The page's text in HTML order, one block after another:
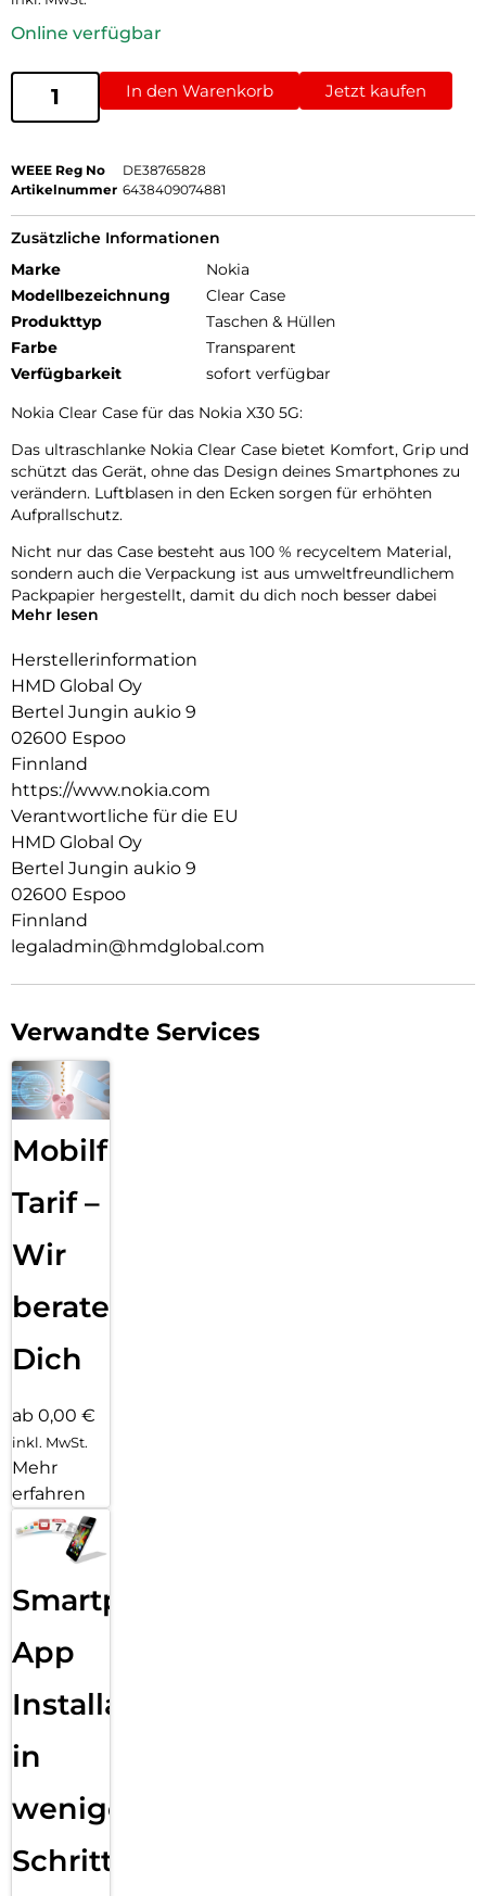
Online verfügbar
In den Warenkorb Jetzt kaufen
WEEE Reg No
DE38765828
Artikelnummer 6438409074881
Zusätzliche Informationen
Marke
Nokia
Modellbezeichnung
Clear Case
Produkttyp
Taschen & Hüllen
Farbe
Transparent
Verfügbarkeit
sofort verfügbar
Nokia Clear Case für das Nokia X30 5G:
Das ultraschlanke Nokia Clear Case bietet Komfort, Grip und
schützt das Gerät, ohne das Design deines Smartphones zu
verändern. Luftblasen in den Ecken sorgen für erhöhten
Aufprallschutz.
Nicht nur das Case besteht aus 100 % recyceltem Material,
sondern auch die Verpackung ist aus umweltfreundlichem
Packpapier hergestellt, damit du dich noch besser dabei
fühlen kannst, dein Smartphone zu schützen.
Mehr lesen
Herstellerinformation
HMD Global Oy
Bertel Jungin aukio 9
02600 Espoo
Finnland
https://www.nokia.com
Verantwortliche für die EU
HMD Global Oy
Bertel Jungin aukio 9
02600 Espoo
Finnland
legaladmin@hmdglobal.com
Verwandte Services
Mobilfunk
Tarif –
Wir
beraten
Dich
ab 0,00 €
inkl. MwSt.
Mehr
erfahren
Smartphone
App
Installation
in
wenigen
Schritten